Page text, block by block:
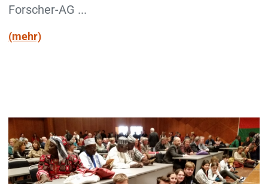
Forscher-AG ...
(mehr)